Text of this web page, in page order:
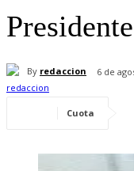
By redaccion 6 de
Cuota